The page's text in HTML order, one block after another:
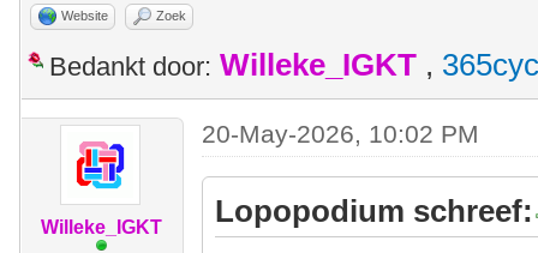
Website Zoek
Bedankt door: Willeke_IGKT ,
Willeke_IGKT
20-May-2026, 10:02 PM
Lopopodium schreef: